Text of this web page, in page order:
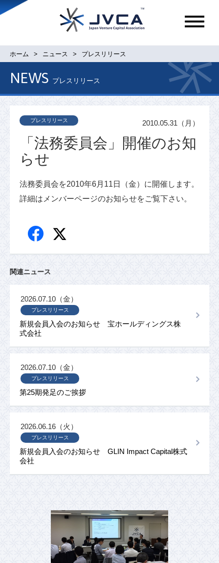
メ
ュ
ホーム ニュース プレスリリース
NEWS プレスリリース
「法務委員会」開催のお知
らせ
プレスリリース 2010.05.31（月）
法務委員会を2010年6月11日（金）に開催します。
詳細はメンバーページのお知らせをご覧下さい。
関連ニュース
新規会員入会のお知らせ 宝ホールディングス株
式会社
プレスリリース
2026.07.10（金）
第25期発足のご挨拶
プレスリリース
2026.07.10（金）
新規会員入会のお知らせ GLIN Impact Capital株式
会社
プレスリリース
2026.06.16（火）